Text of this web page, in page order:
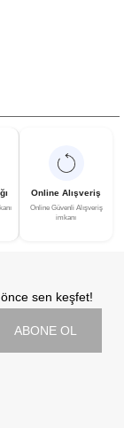
Online Alışveriş
Online Güvenli Alışveriş
imkanı
sen keşfet!
ABONE OL